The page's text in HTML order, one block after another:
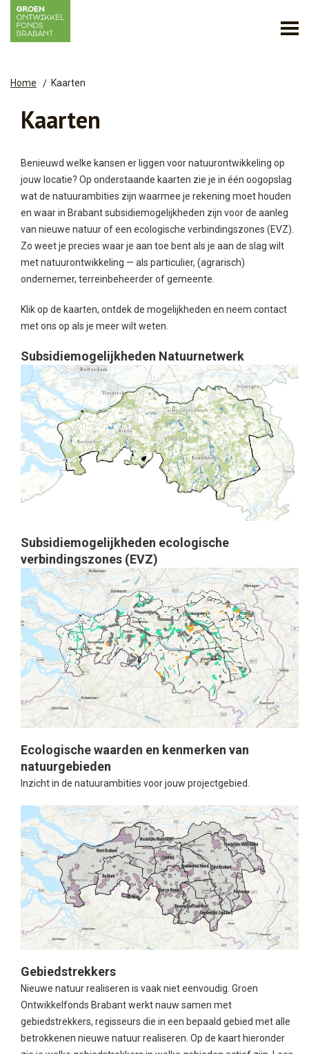
Home Kaarten
Kaarten
Benieuwd welke kansen er liggen voor natuurontwikkeling op
jouw locatie? Op onderstaande kaarten zie je in één oogopslag
wat de natuurambities zijn waarmee je rekening moet houden
en waar in Brabant subsidiemogelijkheden zijn voor de aanleg
van nieuwe natuur of een ecologische verbindingszones (EVZ).
Zo weet je precies waar je aan toe bent als je aan de slag wilt
met natuurontwikkeling — als particulier, (agrarisch)
ondernemer, terreinbeheerder of gemeente.
Klik op de kaarten, ontdek de mogelijkheden en neem contact
met ons op als je meer wilt weten.
Subsidiemogelijkheden Natuurnetwerk
Subsidiemogelijkheden ecologische
verbindingszones (EVZ)
Ecologische waarden en kenmerken van
natuurgebieden
Inzicht in de natuurambities voor jouw projectgebied.
Gebiedstrekkers
Nieuwe natuur realiseren is vaak niet eenvoudig. Groen
Ontwikkelfonds Brabant werkt nauw samen met
gebiedstrekkers, regisseurs die in een bepaald gebied met alle
betrokkenen nieuwe natuur realiseren. Op de kaart hieronder